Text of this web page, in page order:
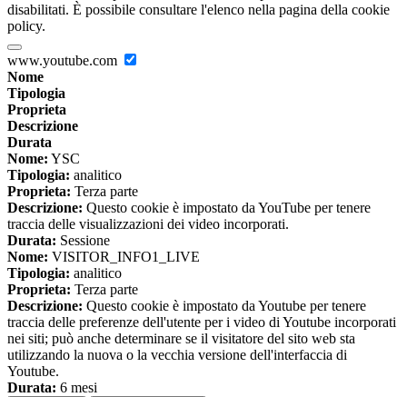
disabilitati. È possibile consultare l'elenco nella pagina della cookie
policy.
www.youtube.com
Nome
Tipologia
Proprieta
Descrizione
Durata
Nome: YSC
Tipologia: analitico
Proprieta: Terza parte
Descrizione: Questo cookie è impostato da YouTube per tenere
traccia delle visualizzazioni dei video incorporati.
Durata: Sessione
Nome: VISITOR_INFO1_LIVE
Tipologia: analitico
Proprieta: Terza parte
Descrizione: Questo cookie è impostato da Youtube per tenere
traccia delle preferenze dell'utente per i video di Youtube incorporati
nei siti; può anche determinare se il visitatore del sito web sta
utilizzando la nuova o la vecchia versione dell'interfaccia di
Youtube.
Durata: 6 mesi